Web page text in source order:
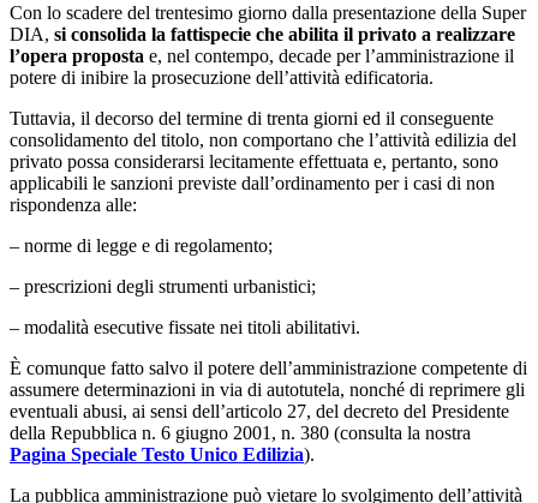
Con lo scadere del trentesimo giorno dalla presentazione della Super
DIA, si consolida la fattispecie che abilita il privato a realizzare
l’opera proposta e, nel contempo, decade per l’amministrazione il
potere di inibire la prosecuzione dell’attività edificatoria.
Tuttavia, il decorso del termine di trenta giorni ed il conseguente
consolidamento del titolo, non comportano che l’attività edilizia del
privato possa considerarsi lecitamente effettuata e, pertanto, sono
applicabili le sanzioni previste dall’ordinamento per i casi di non
rispondenza alle:
– norme di legge e di regolamento;
– prescrizioni degli strumenti urbanistici;
– modalità esecutive fissate nei titoli abilitativi.
È comunque fatto salvo il potere dell’amministrazione competente di
assumere determinazioni in via di autotutela, nonché di reprimere gli
eventuali abusi, ai sensi dell’articolo 27, del decreto del Presidente
della Repubblica n. 6 giugno 2001, n. 380 (consulta la nostra
Pagina Speciale Testo Unico Edilizia).
La pubblica amministrazione può vietare lo svolgimento dell’attività